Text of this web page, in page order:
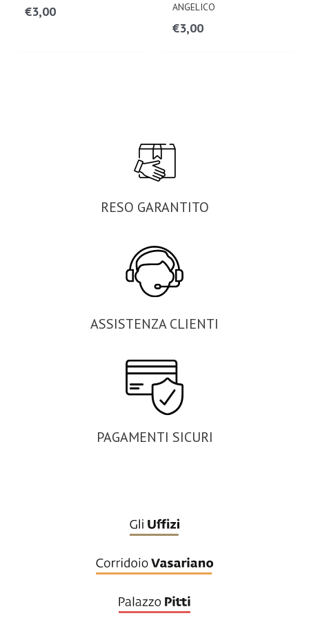
€3,00
ANGELICO
€3,00
RESO GARANTITO
ASSISTENZA CLIENTI
PAGAMENTI SICURI